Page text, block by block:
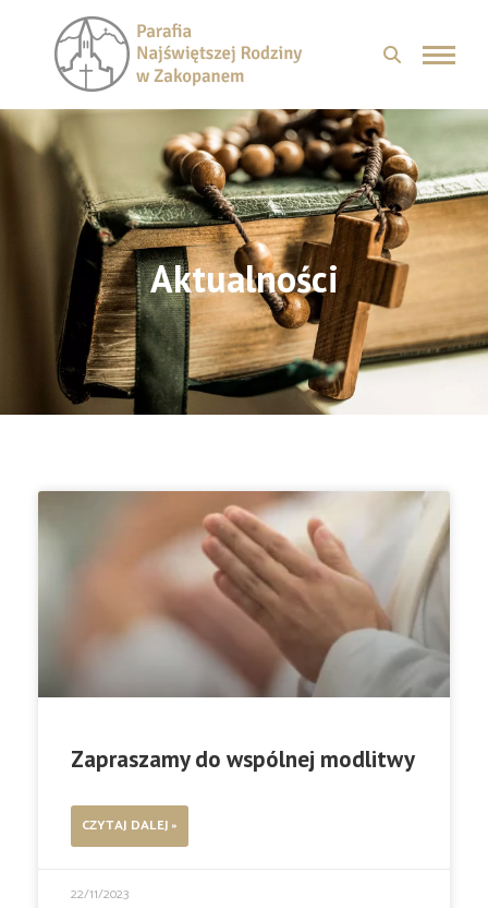
Aktualności
Zapraszamy do wspólnej modlitwy
CZYTAJ DALEJ »
22/11/2023